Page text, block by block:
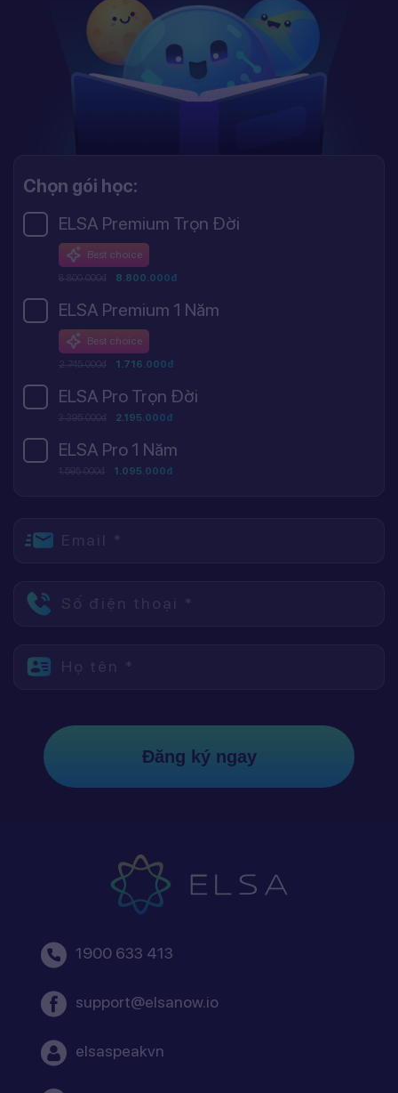
Chọn gói học:
ELSA Premium Trọn Đời
Best choice
8.800.000đ 8.800.000đ
ELSA Premium 1 Năm
Best choice
2.745.000đ 1.716.000đ
ELSA Pro Trọn Đời
3.395.000đ 2.195.000đ
ELSA Pro 1 Năm
1.595.000đ 1.095.000đ
Email *
Số điện thoại *
Họ tên *
Đăng ký ngay
1900 633 413
support@elsanow.io
elsaspeakvn